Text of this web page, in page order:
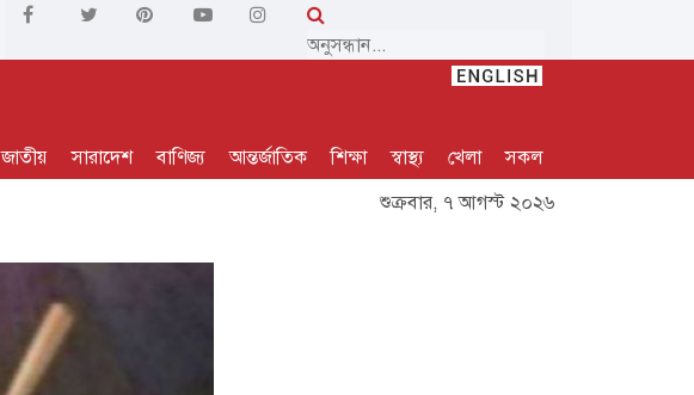
জাতীয় সারাদেশ বাণিজ্য আন্তর্জাতিক শিক্ষা স্বাস্থ্য খেলা
সকল
শুক্রবার, ৭ আগস্ট ২০২৬